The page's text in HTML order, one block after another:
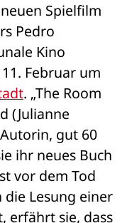
Spielfilm
Pedro
Kino
Februar um
. „The Room
(Julianne
gut 60
ihr neues Buch
vor dem Tod
die Lesung einer
erfährt sie, dass